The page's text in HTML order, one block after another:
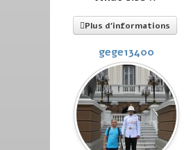
Plus d'informations
gege13400